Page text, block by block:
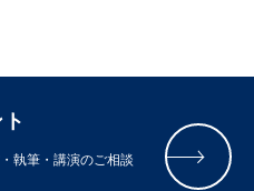
執筆・講演のご相談